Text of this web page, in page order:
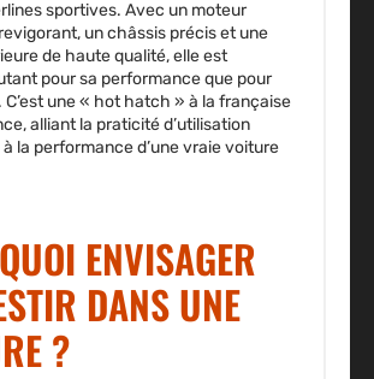
sportives. Avec un moteur
un châssis précis et une
de haute qualité, elle est
pour sa performance que pour
une « hot hatch » à la française
alliant la praticité d’utilisation
la performance d’une vraie voiture
ENVISAGER
DANS UNE
?